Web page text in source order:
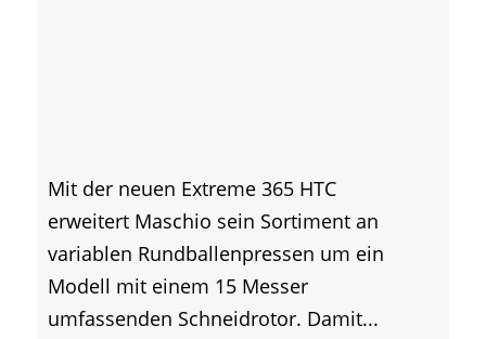
Mit der neuen Extreme 365 HTC
erweitert Maschio sein Sortiment an
variablen Rundballenpressen um ein
Modell mit einem 15 Messer
umfassenden Schneidrotor. Damit...